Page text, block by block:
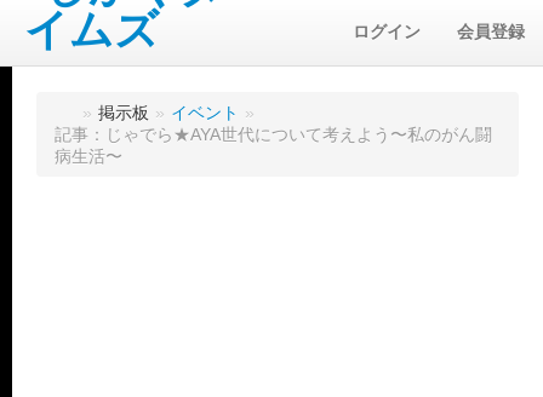
ログイン 会員登録
» 掲示板 » イベント »
記事：じゃでら★AYA世代について考えよう〜私のがん闘
病生活〜